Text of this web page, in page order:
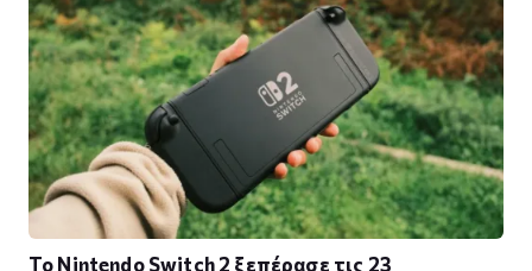
Το Nintendo Switch 2 ξεπέρασε τις 23